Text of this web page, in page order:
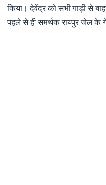
किया। देवेंद्र को सभी गाड़ी से
पहले से ही समर्थक रायपुर जेल